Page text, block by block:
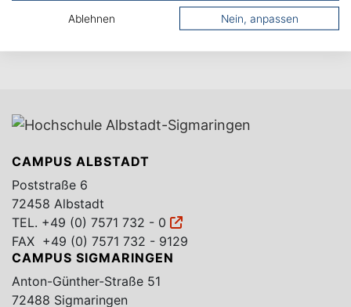
CAMPUS ALBSTADT
Poststraße 6
72458 Albstadt
TEL. +49 (0) 7571 732 - 0
FAX +49 (0) 7571 732 - 9129
CAMPUS SIGMARINGEN
Anton-Günther-Straße 51
72488 Sigmaringen
Ablehnen Nein, anpassen